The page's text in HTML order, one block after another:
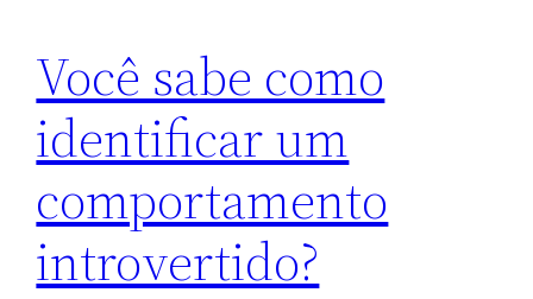
Você sabe como
identificar um
comportamento
introvertido?